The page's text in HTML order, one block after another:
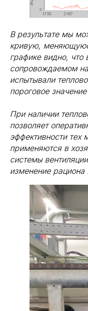
В результате мы
кривую,
графике видно, что
сопровождаемом
испытывали
пороговое
При наличии
позволяет
эффективности тех
применяются в
системы
изменение